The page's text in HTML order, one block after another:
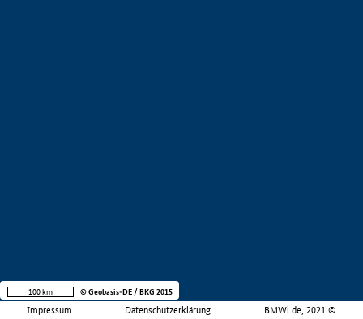
Impressum Datenschutzerklärung BMWi.de, 2021 ©
100 km © Geobasis-DE / BKG 2015